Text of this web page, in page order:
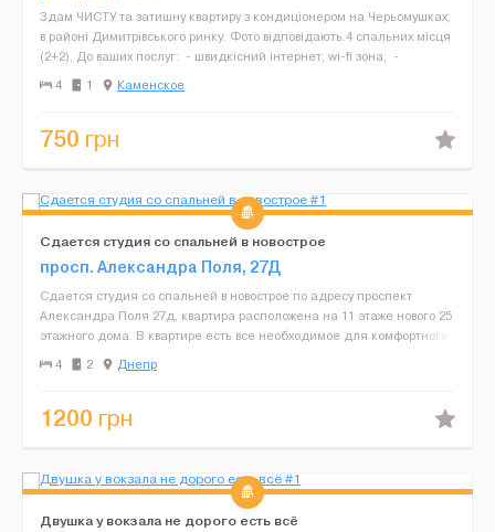
Здам ЧИСТУ та затишну квартиру з кондиціонером на Черьомушках,
в районі Димитрівського ринку. Фото відповідають.4 спальних місця
(2+2), До ваших послуг: - швидкісний інтернет, wi-fi зона; -
кондиціонер; - плазмов...
4 1 Каменское
750 грн
Сдается студия со спальней в новострое
просп. Александра Поля, 27Д
Сдается студия со спальней в новострое по адресу проспект
Александра Поля 27д, квартира расположена на 11 этаже нового 25
этажного дома. В квартире есть все необходимое для комфортного
проживания, кондиционер, вай фай, подогрев по...
4 2 Днепр
1200 грн
Двушка у вокзала не дорого есть всё